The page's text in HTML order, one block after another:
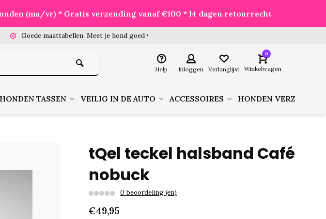
(ma/vr) * Gratis verzending vanaf €100 * 14 dagen retourrecht
Goede maattabellen. Meet je hond goed voor je besteld!
Help Inloggen Verlanglijst
0
Winkelwagen
HONDEN TASSEN VEILIG IN DE AUTO ACCESSOIRES HONDEN
tQel teckel halsband Café
nobuck
0 beoordeling (en)
€49,95